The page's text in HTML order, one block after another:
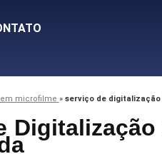
microfilme » serviço de digitalização